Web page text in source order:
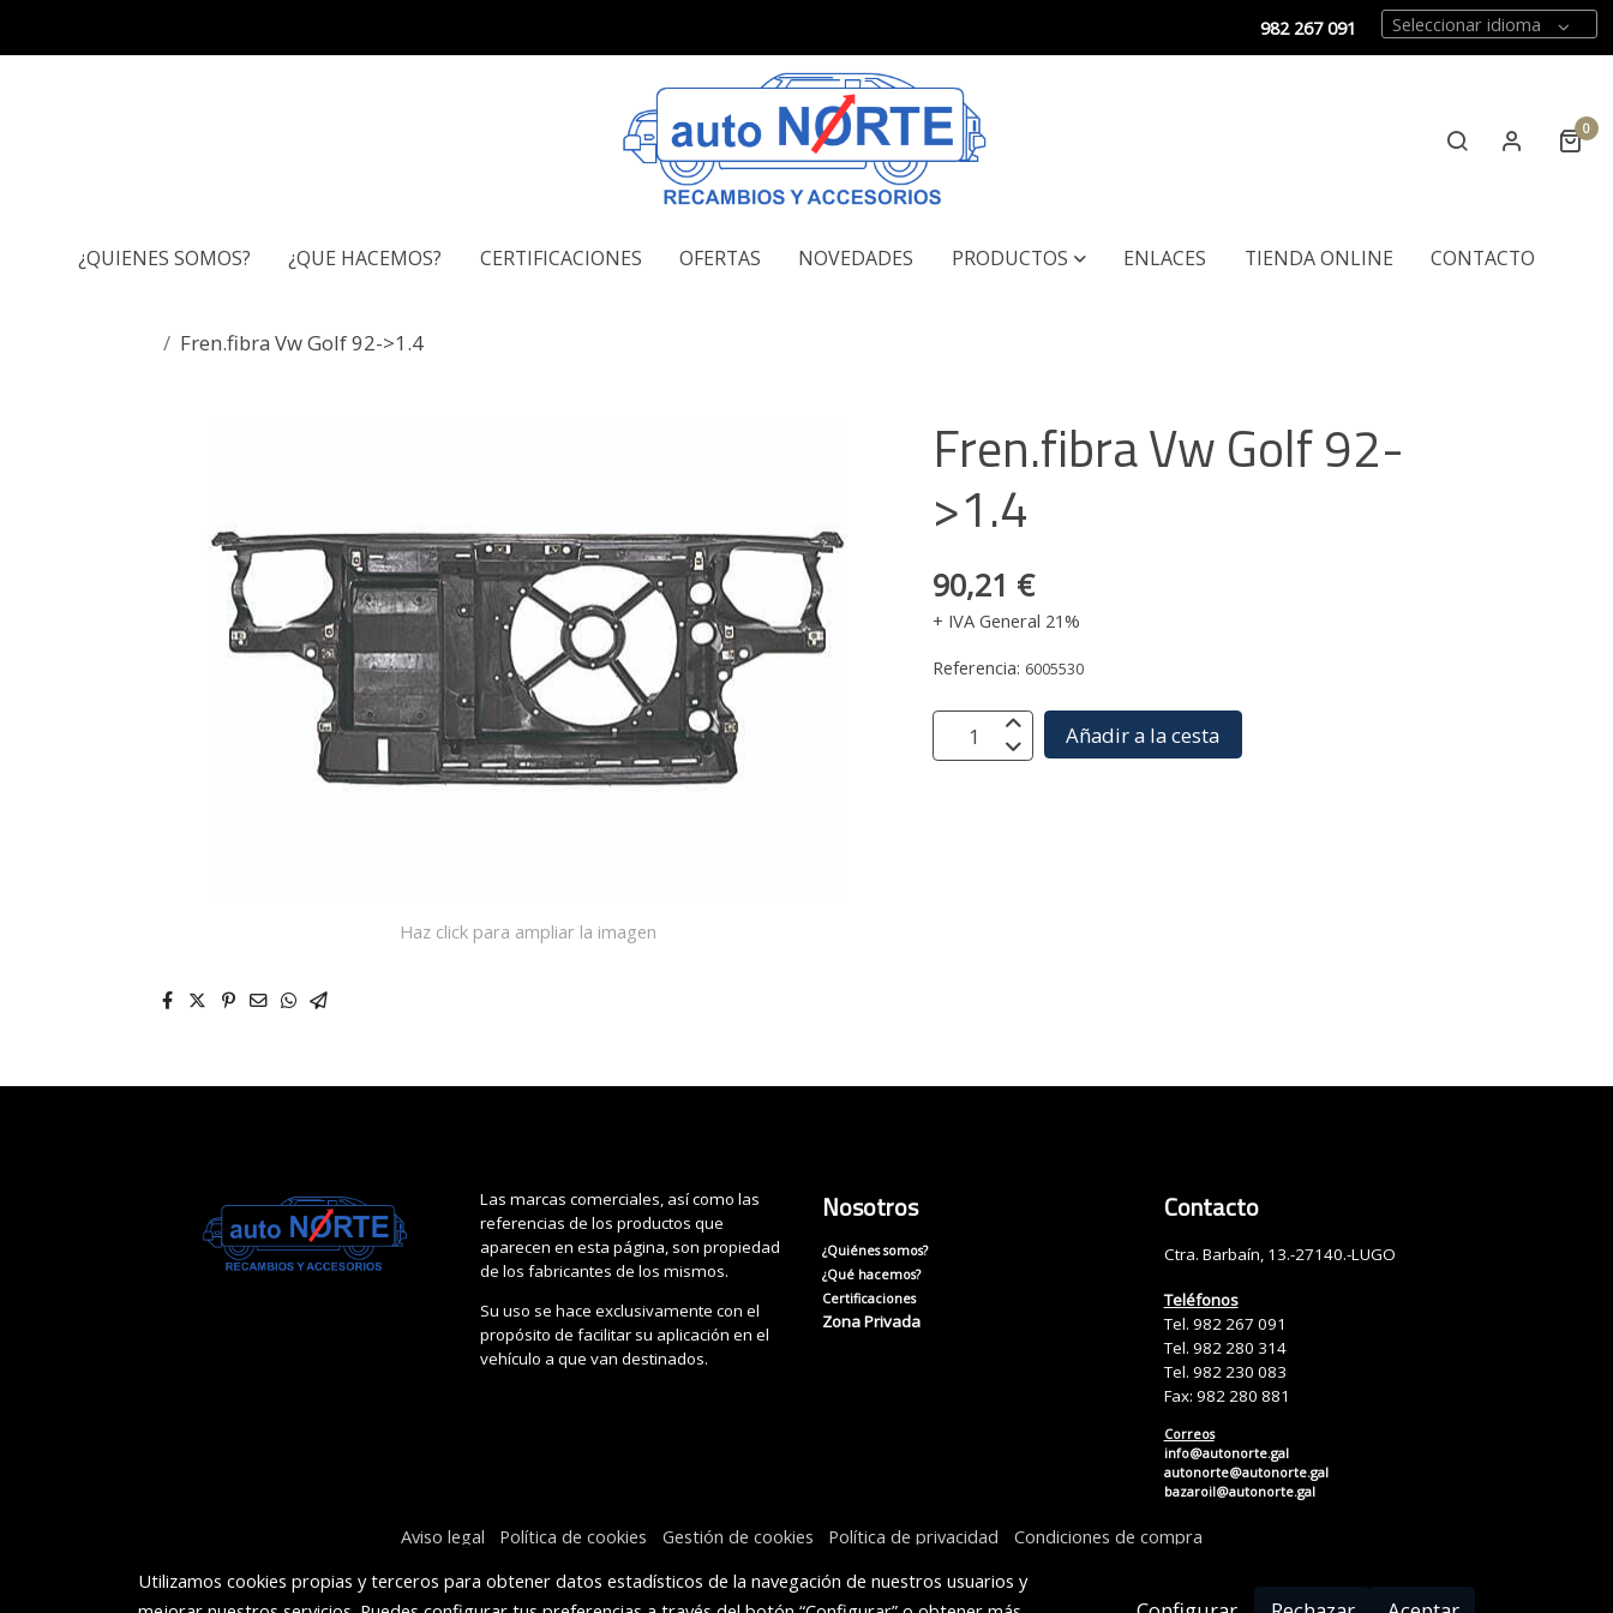
982 267 091 Seleccionar idioma
0
¿QUIENES SOMOS? ¿QUE HACEMOS? CERTIFICACIONES OFERTAS NOVEDADES PRODUCTOS ENLACES TIENDA ONLINE CONTACTO
Fren.fibra Vw Golf 92->1.4
Haz click para ampliar la imagen
Fren.fibra Vw Golf 92-
>1.4
90,21 €
+ IVA General 21%
Referencia: 6005530
Añadir a la cesta
Las marcas comerciales, así como las
referencias de los productos que
aparecen en esta página, son propiedad
de los fabricantes de los mismos.
Su uso se hace exclusivamente con el
propósito de facilitar su aplicación en el
vehículo a que van destinados.
Nosotros
¿Quiénes somos?
¿Qué hacemos?
Certificaciones
Zona Privada
Contacto
Ctra. Barbaín, 13.-27140.-LUGO
Teléfonos
Tel. 982 267 091
Tel. 982 280 314
Tel. 982 230 083
Fax: 982 280 881
Correos
info@autonorte.gal
autonorte@autonorte.gal
bazaroil@autonorte.gal
Aviso legal Política de cookies Gestión de cookies Política de privacidad
Condiciones de compra
Utilizamos cookies propias y terceros para obtener datos estadísticos de la navegación de nuestros usuarios y